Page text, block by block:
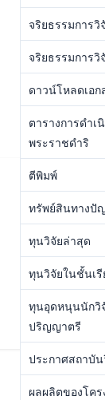
จริยธรรมการ
จริยธรรมการ
ดาวน์โหลดเอก
ตารางการดำเ
พระราชดำริ
ตีพิมพ์
ทรัพย์สินทางปั
ทุนวิจัยล่าสุด
ทุนวิจัยในชั้นเ
ทุนอุดหนุนนัก
ปริญญาตรี
ประกาศสถาบั
ผลผลิตของโค